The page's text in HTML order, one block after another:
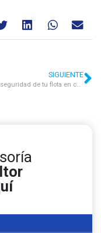
SIGUIENTE
Mejora la seguridad de tu flota en carretera con las nuevas cámaras de Satrack